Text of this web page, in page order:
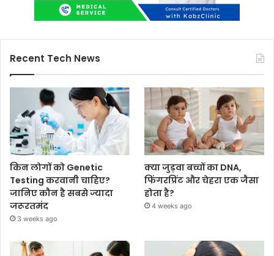
Recent Tech News
किन लोगों को Genetic
Testing करवानी चाहिए?
जानिए कौन है सबसे ज्यादा
जरूरतमंद
3 weeks ago
क्या जुड़वा बच्चों का DNA,
फिंगरप्रिंट और चेहरा एक जैसा
होता है?
4 weeks ago